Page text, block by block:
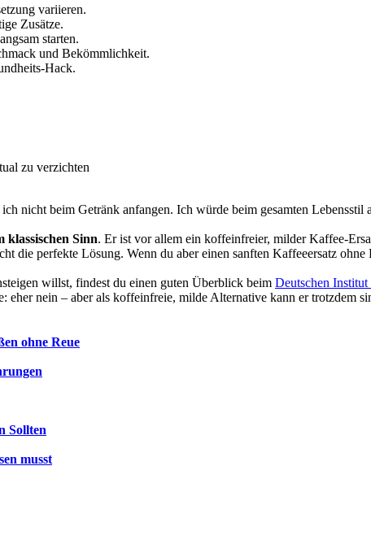
variieren.
Zusätze.
starten.
und Bekömmlichkeit.
Hack.
zu verzichten
nicht beim Getränk anfangen. Ich würde beim gesamten Lebensstil
Sinn. Er ist vor allem ein koffeinfreier, milder Kaffee-
die perfekte Lösung. Wenn du aber einen sanften Kaffeeersatz
willst, findest du einen guten Überblick beim Deutschen
eher nein – aber als koffeinfreie, milde Alternative kann er trotzdem
ohne Reue
Sollten
musst